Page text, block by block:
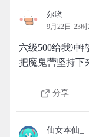
尔哟
9月22日 23
六级500给我冲鸭
把魔鬼营坚持下
分享
仙女本仙_